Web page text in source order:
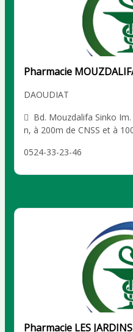
Pharmacie
DAOUDIAT
Bd. Mouzdalifa Sinko
n, à 200m de CNSS et à
0524-33-23-46
Pharmacie LES